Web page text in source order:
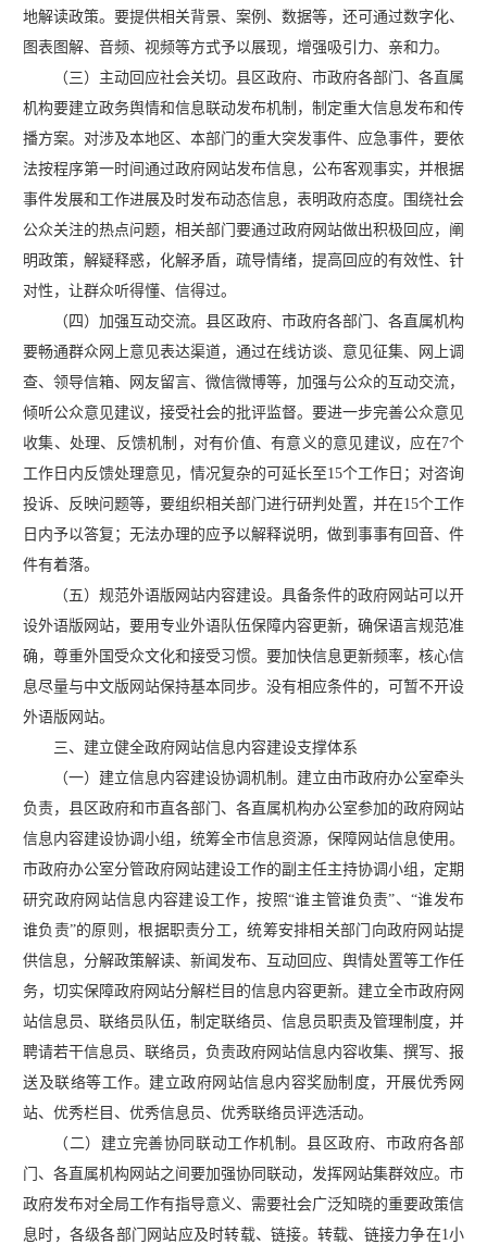
地解读政策。要提供相关背景、案例、数据等，还可通过数字化、
图表图解、音频、视频等方式予以展现，增强吸引力、亲和力。
（三）主动回应社会关切。县区政府、市政府各部门、各直属
机构要建立政务舆情和信息联动发布机制，制定重大信息发布和传
播方案。对涉及本地区、本部门的重大突发事件、应急事件，要依
法按程序第一时间通过政府网站发布信息，公布客观事实，并根据
事件发展和工作进展及时发布动态信息，表明政府态度。围绕社会
公众关注的热点问题，相关部门要通过政府网站做出积极回应，阐
明政策，解疑释惑，化解矛盾，疏导情绪，提高回应的有效性、针
对性，让群众听得懂、信得过。
（四）加强互动交流。县区政府、市政府各部门、各直属机构
要畅通群众网上意见表达渠道，通过在线访谈、意见征集、网上调
查、领导信箱、网友留言、微信微博等，加强与公众的互动交流，
倾听公众意见建议，接受社会的批评监督。要进一步完善公众意见
收集、处理、反馈机制，对有价值、有意义的意见建议，应在7个
工作日内反馈处理意见，情况复杂的可延长至15个工作日；对咨询
投诉、反映问题等，要组织相关部门进行研判处置，并在15个工作
日内予以答复；无法办理的应予以解释说明，做到事事有回音、件
件有着落。
（五）规范外语版网站内容建设。具备条件的政府网站可以开
设外语版网站，要用专业外语队伍保障内容更新，确保语言规范准
确，尊重外国受众文化和接受习惯。要加快信息更新频率，核心信
息尽量与中文版网站保持基本同步。没有相应条件的，可暂不开设
外语版网站。
三、建立健全政府网站信息内容建设支撑体系
（一）建立信息内容建设协调机制。建立由市政府办公室牵头
负责，县区政府和市直各部门、各直属机构办公室参加的政府网站
信息内容建设协调小组，统筹全市信息资源，保障网站信息使用。
市政府办公室分管政府网站建设工作的副主任主持协调小组，定期
研究政府网站信息内容建设工作，按照“谁主管谁负责”、“谁发布
谁负责”的原则，根据职责分工，统筹安排相关部门向政府网站提
供信息，分解政策解读、新闻发布、互动回应、舆情处置等工作任
务，切实保障政府网站分解栏目的信息内容更新。建立全市政府网
站信息员、联络员队伍，制定联络员、信息员职责及管理制度，并
聘请若干信息员、联络员，负责政府网站信息内容收集、撰写、报
送及联络等工作。建立政府网站信息内容奖励制度，开展优秀网
站、优秀栏目、优秀信息员、优秀联络员评选活动。
（二）建立完善协同联动工作机制。县区政府、市政府各部
门、各直属机构网站之间要加强协同联动，发挥网站集群效应。市
政府发布对全局工作有指导意义、需要社会广泛知晓的重要政策信
息时，各级各部门网站应及时转载、链接。转载、链接力争在1小